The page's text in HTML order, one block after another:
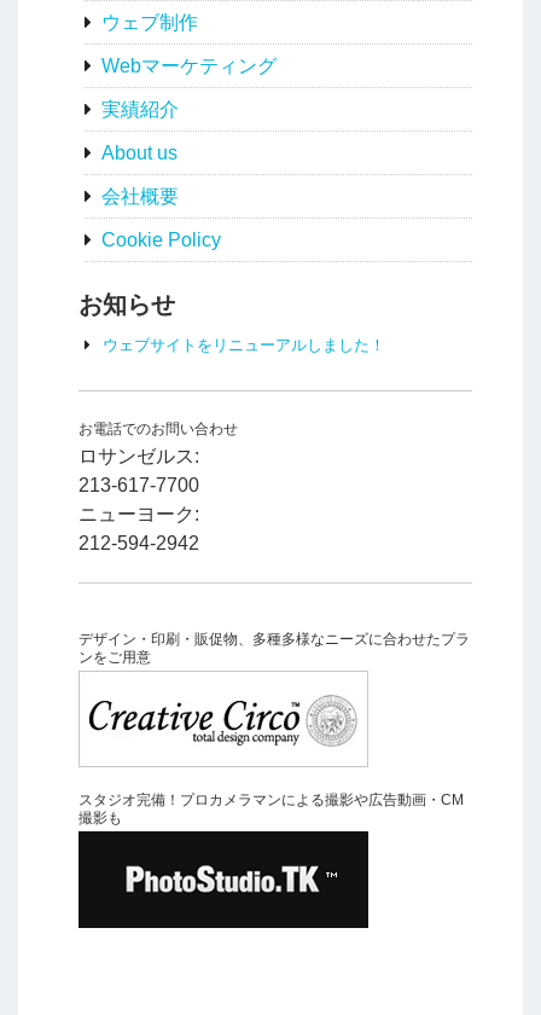
ウェブ制作
Webマーケティング
実績紹介
About us
会社概要
Cookie Policy
お知らせ
ウェブサイトをリニューアルしました！
お電話でのお問い合わせ
ロサンゼルス:
213-617-7700
ニューヨーク:
212-594-2942
デザイン・印刷・販促物、多種多様なニーズに合わせたプラ
ンをご用意
スタジオ完備！プロカメラマンによる撮影や広告動画・CM
撮影も